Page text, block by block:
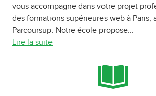
vous accompagne dans votre projet
des formations supérieures web à Paris,
Parcoursup. Notre école propose...
Lire la suite